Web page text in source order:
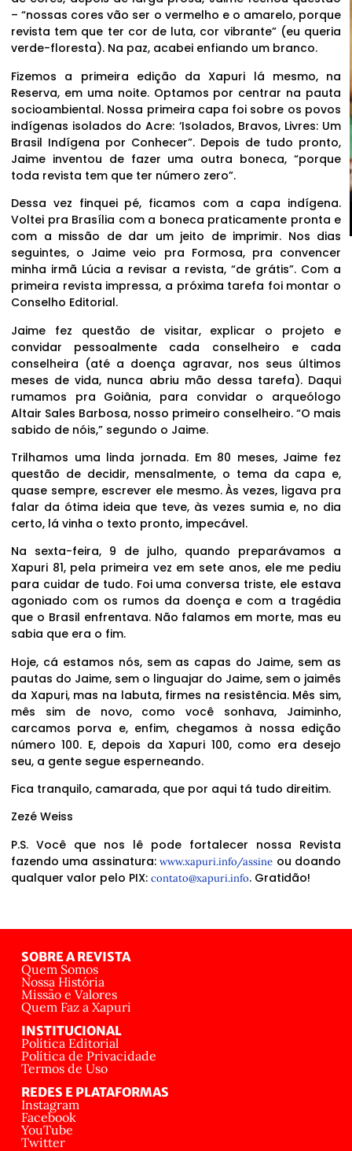
– “nossas cores vão ser o vermelho e o amarelo, porque
revista tem que ter cor de luta, cor vibrante” (eu queria
verde-floresta). Na paz, acabei enfiando um branco.
Fizemos a primeira edição da Xapuri lá mesmo, na
Reserva, em uma noite. Optamos por centrar na pauta
socioambiental. Nossa primeira capa foi sobre os povos
indígenas isolados do Acre: ‘Isolados, Bravos, Livres: Um
Brasil Indígena por Conhecer”. Depois de tudo pronto,
Jaime inventou de fazer uma outra boneca, “porque
toda revista tem que ter número zero”.
Dessa vez finquei pé, ficamos com a capa indígena.
Voltei pra Brasília com a boneca praticamente pronta e
com a missão de dar um jeito de imprimir. Nos dias
seguintes, o Jaime veio pra Formosa, pra convencer
minha irmã Lúcia a revisar a revista, “de grátis”. Com a
primeira revista impressa, a próxima tarefa foi montar o
Conselho Editorial.
Jaime fez questão de visitar, explicar o projeto e
convidar pessoalmente cada conselheiro e cada
conselheira (até a doença agravar, nos seus últimos
meses de vida, nunca abriu mão dessa tarefa). Daqui
rumamos pra Goiânia, para convidar o arqueólogo
Altair Sales Barbosa, nosso primeiro conselheiro. “O mais
sabido de nóis,” segundo o Jaime.
Trilhamos uma linda jornada. Em 80 meses, Jaime fez
questão de decidir, mensalmente, o tema da capa e,
quase sempre, escrever ele mesmo. Às vezes, ligava pra
falar da ótima ideia que teve, às vezes sumia e, no dia
certo, lá vinha o texto pronto, impecável.
Na sexta-feira, 9 de julho, quando preparávamos a
Xapuri 81, pela primeira vez em sete anos, ele me pediu
para cuidar de tudo. Foi uma conversa triste, ele estava
agoniado com os rumos da doença e com a tragédia
que o Brasil enfrentava. Não falamos em morte, mas eu
sabia que era o fim.
Hoje, cá estamos nós, sem as capas do Jaime, sem as
pautas do Jaime, sem o linguajar do Jaime, sem o jaimês
da Xapuri, mas na labuta, firmes na resistência. Mês sim,
mês sim de novo, como você sonhava, Jaiminho,
carcamos porva e, enfim, chegamos à nossa edição
número 100. E, depois da Xapuri 100, como era desejo
seu, a gente segue esperneando.
Fica tranquilo, camarada, que por aqui tá tudo direitim.
Zezé Weiss
P.S. Você que nos lê pode fortalecer nossa Revista
fazendo uma assinatura:www.xapuri.info/assine ou doando
qualquer valor pelo PIX: contato@xapuri.info. Gratidão!
SOBRE A REVISTA
Quem Somos
Nossa História
Missão e Valores
Quem Faz a Xapuri
INSTITUCIONAL
Política Editorial
Política de Privacidade
Termos de Uso
REDES E PLATAFORMAS
Instagram
Facebook
YouTube
Twitter